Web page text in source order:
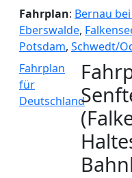
Fahrplan: Bernau
Eberswalde,
Potsdam, Schwedt/
Fahrplan
für
Deutschland